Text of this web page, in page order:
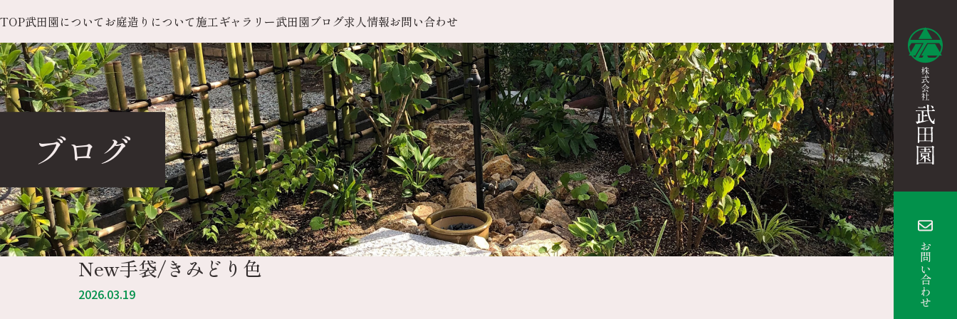
お問い合わせ
TOP武田園についてお庭造りについて施工ギャラリー武田園ブログ求人情報お問い合わせ
ブログ
New手袋/きみどり色
2026.03.19